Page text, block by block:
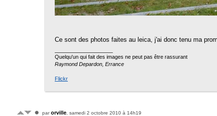
Ce sont des photos faites au leica, j'ai donc tenu ma
Quelqu'un qui fait des images ne peut pas être rassurant
Raymond Depardon, Errance
Flickr
parorville , samedi 2 octobre 2010 à 14h19